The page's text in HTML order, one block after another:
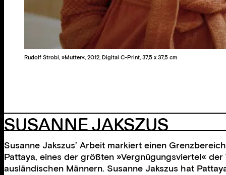
Rudolf Strobl, »Mutter«, 2012, Digital C-Print, 37,5 x 37,5 cm
SUSANNE JAKSZUS
Susanne Jakszus’ Arbeit markiert einen
Pattaya, eines der größten »Vergnügungsviertel«
ausländischen Männern. Susanne Jakszus hat